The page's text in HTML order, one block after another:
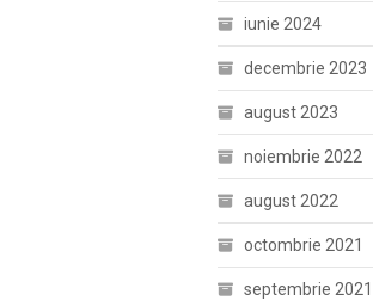
iunie 2024
decembrie 2023
august 2023
noiembrie 2022
august 2022
octombrie 2021
septembrie 2021